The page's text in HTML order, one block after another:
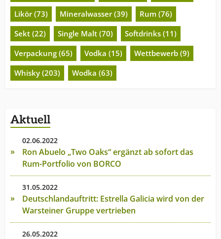
Likör (73)
Mineralwasser (39)
Rum (76)
Sekt (22)
Single Malt (70)
Softdrinks (11)
Verpackung (65)
Vodka (15)
Wettbewerb (9)
Whisky (203)
Wodka (63)
Aktuell
02.06.2022
Ron Abuelo „Two Oaks“ ergänzt ab sofort das
Rum-Portfolio von BORCO
31.05.2022
Deutschlandauftritt: Estrella Galicia wird von der
Warsteiner Gruppe vertrieben
26.05.2022